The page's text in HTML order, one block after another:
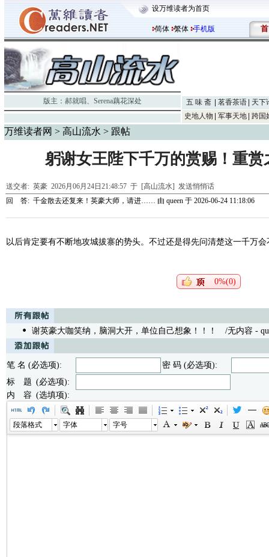
设万维读者为首页
简体 繁体 手机版 首
版主： 郝就唱、 Serena藕花深处 五 味 斋 茗香茶语
天下
史地人物
军事天地 跨国
万维读者网 > 高山流水 > 跟帖
躬谢女王陛下千万的赏赐！重
送交者: 英豪 2026月06月24日21:48:57 于 [高山流水] 发送悄悄话
回 答: 千金散去还复来！英豪大师，请进…… 由 queen 于 2026-06-24 11:18:06
以后肯定要有不断地攻城拔寨的势头。不过还是得先问清楚这一千万
0%(0)
谢英豪大咖笑纳，脑洞大开，单位自己想象！！！ /无内容 -
笔 名 (必选项):
密 码 (必选项):
标 题 (必选项):
内 容 (选填项):
段落格式 字体 字号